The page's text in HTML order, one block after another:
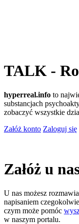
TALK -
hyperreal.info to
substancjach
zobaczyć wszystkie
Załóż konto Zaloguj się
Załóż u
U nas możesz
napisaniem
czym może pomóc
w naszym portalu.